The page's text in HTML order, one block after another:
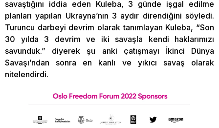
savaştığını iddia eden Kuleba, 3 günde işgal edilme
planları yapılan Ukrayna’nın 3 aydır direndiğini söyledi.
Turuncu darbeyi devrim olarak tanımlayan Kuleba, “Son
30 yılda 3 devrim ve iki savaşla kendi haklarımızı
savunduk.” diyerek şu anki çatışmayı İkinci Dünya
Savaşı’ndan sonra en kanlı ve yıkıcı savaş olarak
nitelendirdi.